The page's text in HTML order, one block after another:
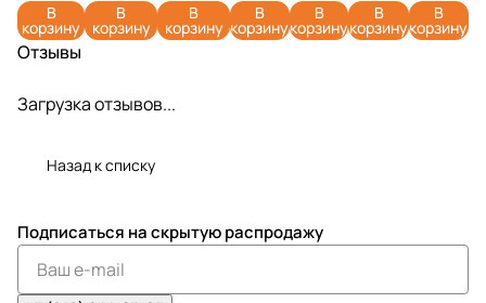
В
корзину
В
корзину
В
корзину
В
корзину
В
корзину
В
корзину
В
корзину
Отзывы
Загрузка отзывов...
Назад к списку
Подписаться на скрытую распродажу